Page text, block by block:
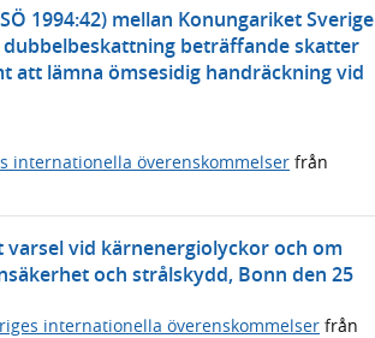
1994:42) mellan Konungariket Sverige
beträffande skatter
att lämna ömsesidig handräckning vid
internationella överenskommelser från
vid kärnenergiolyckor och om
och strålskydd, Bonn den 25
internationella överenskommelser från